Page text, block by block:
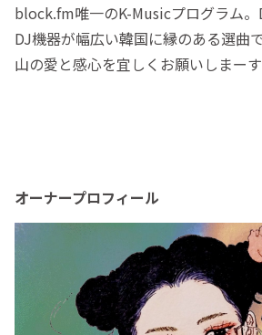
block.fm唯一のK-Musicプログラム
DJ機器が幅広い韓国に縁のある選曲
山の愛と感心を宜しくお願いしまーす
オーナープロフィール